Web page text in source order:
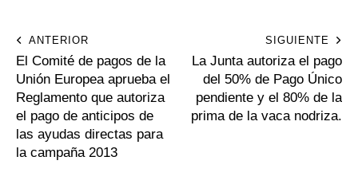
ANTERIOR
El Comité de pagos de la
Unión Europea aprueba el
Reglamento que autoriza
el pago de anticipos de
las ayudas directas para
la campaña 2013
SIGUIENTE
La Junta autoriza el pago
del 50% de Pago Único
pendiente y el 80% de la
prima de la vaca nodriza.